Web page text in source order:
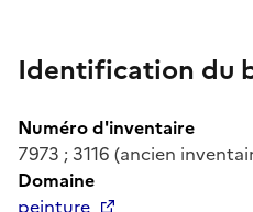
Identification du
Numéro d'inventaire
7973 ; 3116 (ancien
Domaine
peinture